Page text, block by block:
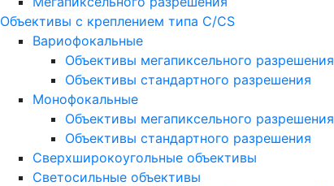
Объективы с креплением типа C/CS
Вариофокальные
Объективы мегапиксельного разрешения
Объективы стандартного разрешения
Монофокальные
Объективы мегапиксельного разрешения
Объективы стандартного разрешения
Сверхширокоугольные объективы
Светосильные объективы